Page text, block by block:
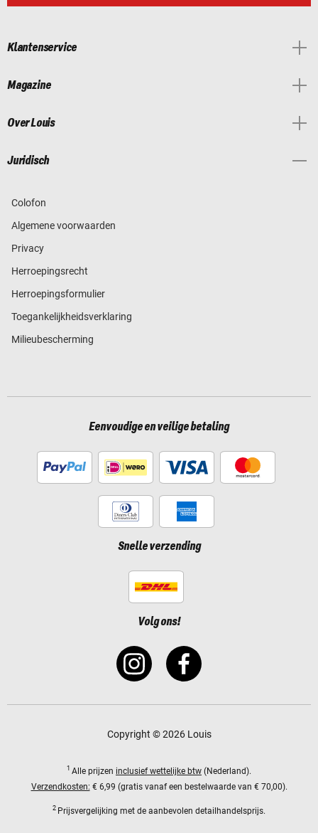
Klantenservice
Magazine
Over Louis
Juridisch
Colofon
Algemene voorwaarden
Privacy
Herroepingsrecht
Herroepingsformulier
Toegankelijkheidsverklaring
Milieubescherming
Eenvoudige en veilige betaling
Snelle verzending
Volg ons!
Copyright © 2026 Louis
1 Alle prijzen inclusief wettelijke btw (Nederland).
Verzendkosten: € 6,99 (gratis vanaf een bestelwaarde van € 70,00).
2 Prijsvergelijking met de aanbevolen detailhandelsprijs.